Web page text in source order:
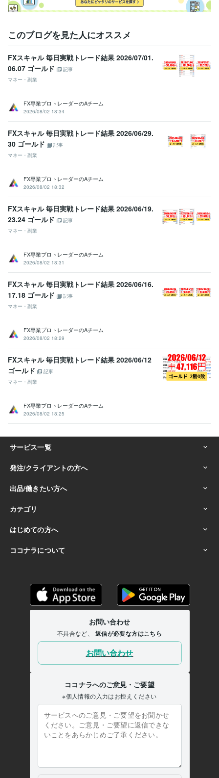
このブログを見た人にオススメ
FXスキャル 毎日実戦トレード結果 2026/07/01.
06.07 ゴールド
記事
マネー・副業
FX専業プロトレーダーのAチーム
2026/08/02 18:34
FXスキャル 毎日実戦トレード結果 2026/06/29.
30 ゴールド
記事
マネー・副業
FX専業プロトレーダーのAチーム
2026/08/02 18:32
FXスキャル 毎日実戦トレード結果 2026/06/19.
23.24 ゴールド
記事
マネー・副業
FX専業プロトレーダーのAチーム
2026/08/02 18:31
FXスキャル 毎日実戦トレード結果 2026/06/16.
17.18 ゴールド
記事
マネー・副業
FX専業プロトレーダーのAチーム
2026/08/02 18:29
FXスキャル 毎日実戦トレード結果 2026/06/12
ゴールド
記事
マネー・副業
FX専業プロトレーダーのAチーム
2026/08/02 18:25